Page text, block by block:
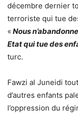
décembre dernier
terroriste qui tue
« Nous
Etat qui tue des
turc.
Fawzi al Juneidi
d’autres enfants
l’oppression du